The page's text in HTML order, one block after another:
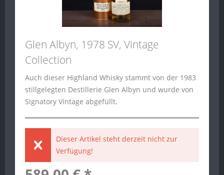
Glen Albyn, 1978 SV, Vintage
Collection
Auch dieser Highland Whisky stammt von der 1983
stillgelegten Destillerie Glen Albyn und wurde von
Signatory Vintage abgefüllt.
Dieser Artikel steht derzeit nicht zur
Verfügung!